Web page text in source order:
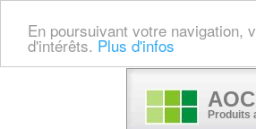
En poursuivant votre navigation,
d'intérêts. Plus d'infos
Produits